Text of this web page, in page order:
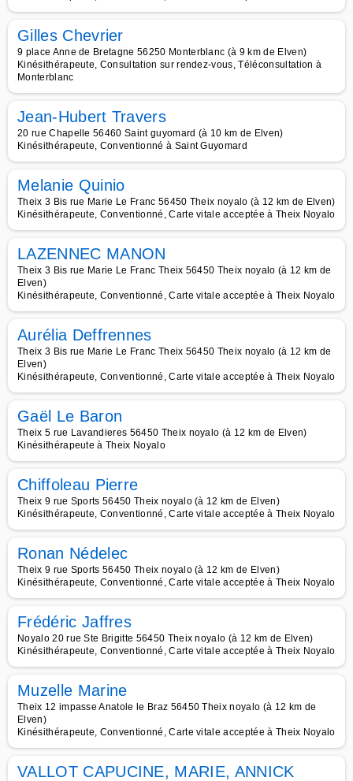
Gilles Chevrier
9 place Anne de Bretagne 56250 Monterblanc (à 9 km de Elven)
Kinésithérapeute, Consultation sur rendez-vous, Téléconsultation à
Monterblanc
Jean-Hubert Travers
20 rue Chapelle 56460 Saint guyomard (à 10 km de Elven)
Kinésithérapeute, Conventionné à Saint Guyomard
Melanie Quinio
Theix 3 Bis rue Marie Le Franc 56450 Theix noyalo (à 12 km de Elven)
Kinésithérapeute, Conventionné, Carte vitale acceptée à Theix Noyalo
LAZENNEC MANON
Theix 3 Bis rue Marie Le Franc Theix 56450 Theix noyalo (à 12 km de
Elven)
Kinésithérapeute, Conventionné, Carte vitale acceptée à Theix Noyalo
Aurélia Deffrennes
Theix 3 Bis rue Marie Le Franc Theix 56450 Theix noyalo (à 12 km de
Elven)
Kinésithérapeute, Conventionné, Carte vitale acceptée à Theix Noyalo
Gaël Le Baron
Theix 5 rue Lavandieres 56450 Theix noyalo (à 12 km de Elven)
Kinésithérapeute à Theix Noyalo
Chiffoleau Pierre
Theix 9 rue Sports 56450 Theix noyalo (à 12 km de Elven)
Kinésithérapeute, Conventionné, Carte vitale acceptée à Theix Noyalo
Ronan Nédelec
Theix 9 rue Sports 56450 Theix noyalo (à 12 km de Elven)
Kinésithérapeute, Conventionné, Carte vitale acceptée à Theix Noyalo
Frédéric Jaffres
Noyalo 20 rue Ste Brigitte 56450 Theix noyalo (à 12 km de Elven)
Kinésithérapeute, Conventionné, Carte vitale acceptée à Theix Noyalo
Muzelle Marine
Theix 12 impasse Anatole le Braz 56450 Theix noyalo (à 12 km de
Elven)
Kinésithérapeute, Conventionné, Carte vitale acceptée à Theix Noyalo
VALLOT CAPUCINE, MARIE, ANNICK